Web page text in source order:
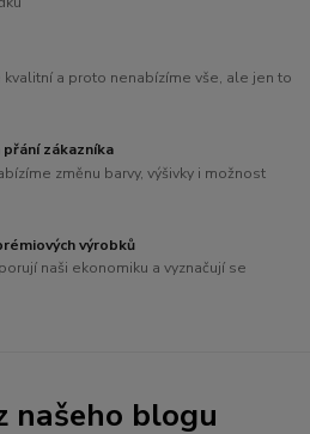
a proto nenabízíme vše, ale jen to
zákazníka
změnu barvy, výšivky i možnost
výrobků
naši ekonomiku a vyznačují se
našeho blogu